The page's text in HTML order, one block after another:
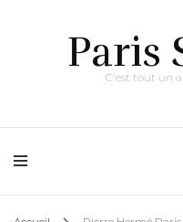
Paris
C'est tout un